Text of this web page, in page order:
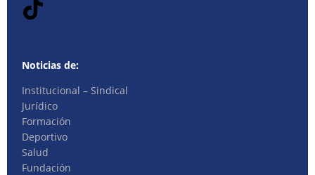
Noticias de:
Institucional – Sindical
Jurídico
Formación
Deportivo
Salud
Fundación